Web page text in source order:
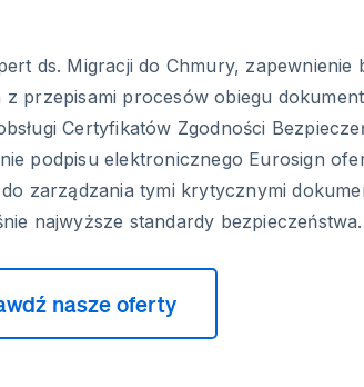
ds. Migracji do Chmury, zapewnienie
z przepisami procesów obiegu
Certyfikatów Zgodności
podpisu elektronicznego Eurosign
do zarządzania tymi krytycznymi
najwyższe standardy bezpieczeństwa.
nasze oferty